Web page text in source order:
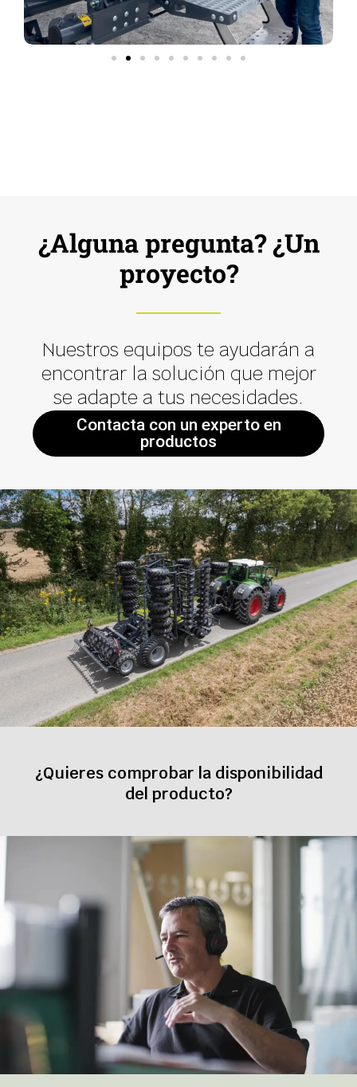
¿Alguna pregunta? ¿Un
proyecto?
Nuestros equipos te ayudarán a
encontrar la solución que mejor
se adapte a tus necesidades.
Contacta con un experto en
productos
¿Quieres comprobar la disponibilidad
del producto?